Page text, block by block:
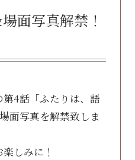
面写真解禁！
4話「ふたりは、語
面写真を解禁致しま
しみに！